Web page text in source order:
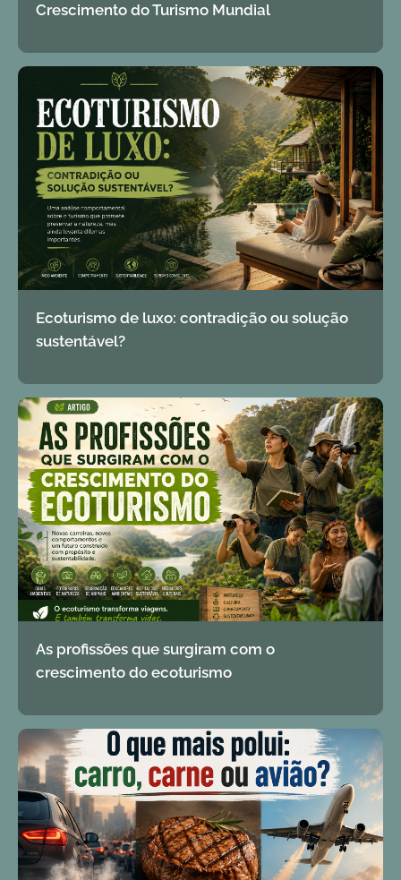
Crescimento do Turismo Mundial
Ecoturismo de luxo: contradição ou solução
sustentável?
As profissões que surgiram com o
crescimento do ecoturismo